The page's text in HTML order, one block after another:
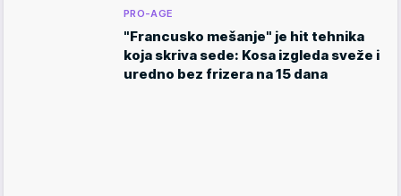
PRO-AGE
"Francusko mešanje" je hit tehnika
koja skriva sede: Kosa izgleda sveže i
uredno bez frizera na 15 dana